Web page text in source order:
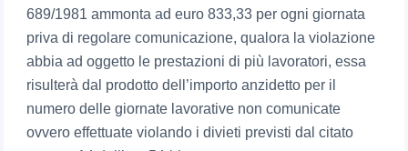
689/1981 ammonta ad euro 833,33 per ogni giornata
priva di regolare comunicazione, qualora la violazione
abbia ad oggetto le prestazioni di più lavoratori, essa
risulterà dal prodotto dell’importo anzidetto per il
numero delle giornate lavorative non comunicate
ovvero effettuate violando i divieti previsti dal citato